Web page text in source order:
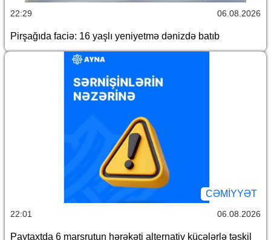
22:29 06.08.2026
Pirşağıda faciə: 16 yaşlı yeniyetmə dənizdə batıb
CƏMİYYƏT
22:01 06.08.2026
Paytaxtda 6 marşrutun hərəkəti alternativ küçələrlə təşkil